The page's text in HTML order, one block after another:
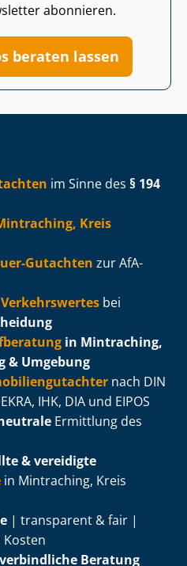
abonnieren.
beraten lassen
im Sinne des § 194
Kreis
Gutachten zur AfA-
Verkehrswertes bei
in Mintraching,
& Umgebung
nach DIN
IHK, DIA und EIPOS
Ermittlung des
& vereidigte
in Mintraching, Kreis
| transparent & fair |
Kosten
Beratung